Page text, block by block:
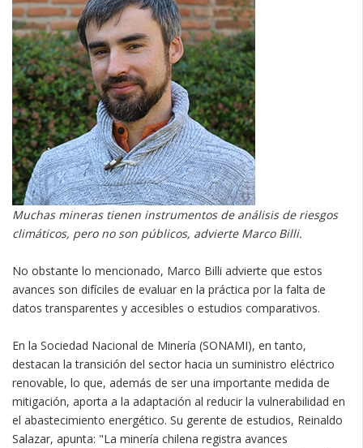
Muchas mineras tienen instrumentos de análisis de riesgos
climáticos, pero no son públicos, advierte Marco Billi.
No obstante lo mencionado, Marco Billi advierte que estos
avances son difíciles de evaluar en la práctica por la falta de
datos transparentes y accesibles o estudios comparativos.
En la Sociedad Nacional de Minería (SONAMI), en tanto,
destacan la transición del sector hacia un suministro eléctrico
renovable, lo que, además de ser una importante medida de
mitigación, aporta a la adaptación al reducir la vulnerabilidad en
el abastecimiento energético. Su gerente de estudios, Reinaldo
Salazar, apunta: "La minería chilena registra avances